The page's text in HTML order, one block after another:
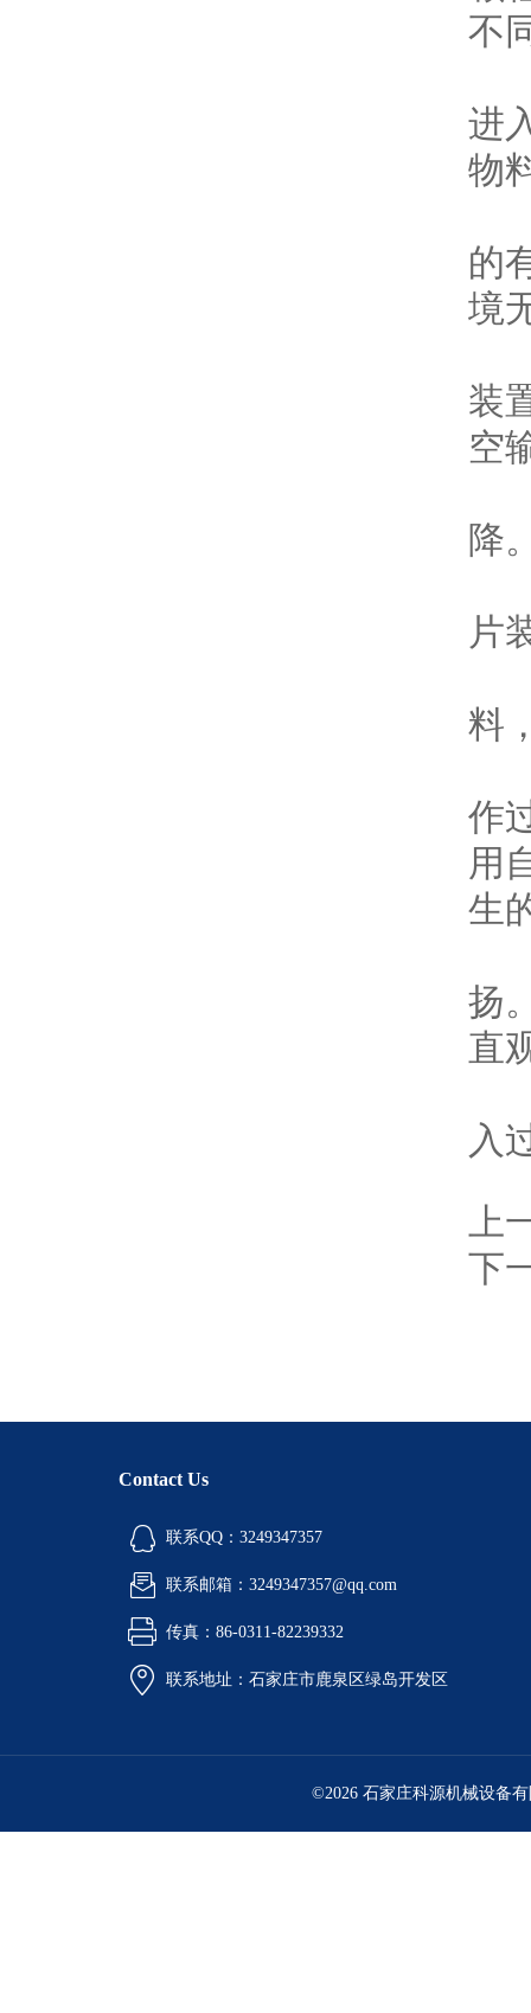
不
进
物
的
境
装
空
降
片
料
作
用
生
扬
直
入
上
下
Contact Us
联系QQ：3249347357
联系邮箱：3249347357@qq.com
传真：86-0311-82239332
联系地址：石家庄市鹿泉区绿岛开发区
©2026 石家庄科源机械设备